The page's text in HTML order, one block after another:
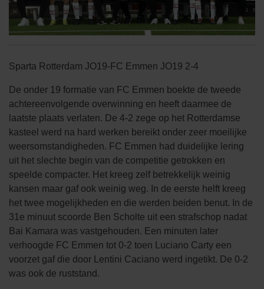
Sparta Rotterdam JO19-FC Emmen JO19 2-4
De onder 19 formatie van FC Emmen boekte de tweede
achtereenvolgende overwinning en heeft daarmee de
laatste plaats verlaten. De 4-2 zege op het Rotterdamse
kasteel werd na hard werken bereikt onder zeer moeilijke
weersomstandigheden. FC Emmen had duidelijke lering
uit het slechte begin van de competitie getrokken en
speelde compacter. Het kreeg zelf betrekkelijk weinig
kansen maar gaf ook weinig weg. In de eerste helft kreeg
het twee mogelijkheden en die werden beiden benut. In de
31e minuut scoorde Ben Scholte uit een strafschop nadat
Bai Kamara was vastgehouden. Een minuten later
verhoogde FC Emmen tot 0-2 toen Luciano Carty een
voorzet gaf die door Lentini Caciano werd ingetikt. De 0-2
was ook de ruststand.